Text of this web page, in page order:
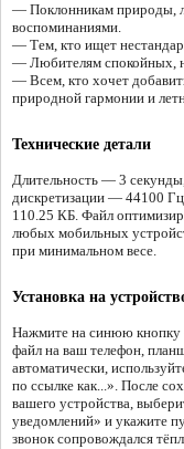
— Поклонникам природы,
воспоминаниями.
— Тем, кто ищет
— Любителям спокойных,
— Всем, кто хочет
природной гармонии и
Технические детали
Длительность — 3
дискретизации — 44100
110.25 КБ. Файл
любых мобильных
при минимальном весе.
Установка на
Нажмите на синюю кнопку
файл на ваш телефон,
автоматически,
по ссылке как...». После
вашего устройства,
уведомлений» и укажите
звонок сопровождался